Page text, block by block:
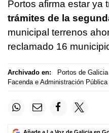
Portos afirma estar ya
trámites de la
municipal terrenos
reclamado 16
Archivado en: Portos de Galicia
Facenda e Administración Pública